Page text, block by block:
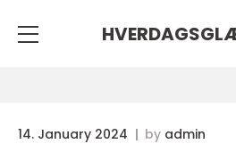
14. January 2024 by admin